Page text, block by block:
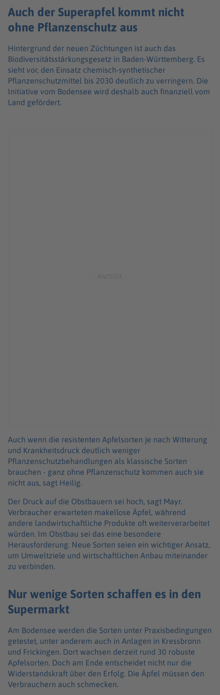
Auch der Superapfel kommt nicht
ohne Pflanzenschutz aus
Hintergrund der neuen Züchtungen ist auch das
Biodiversitätsstärkungsgesetz in Baden-Württemberg. Es
sieht vor, den Einsatz chemisch-synthetischer
Pflanzenschutzmittel bis 2030 deutlich zu verringern. Die
Initiative vom Bodensee wird deshalb auch finanziell vom
Land gefördert.
Auch wenn die resistenten Apfelsorten je nach Witterung
und Krankheitsdruck deutlich weniger
Pflanzenschutzbehandlungen als klassische Sorten
brauchen - ganz ohne Pflanzenschutz kommen auch sie
nicht aus, sagt Heilig.
Der Druck auf die Obstbauern sei hoch, sagt Mayr.
Verbraucher erwarteten makellose Äpfel, während
andere landwirtschaftliche Produkte oft weiterverarbeitet
würden. Im Obstbau sei das eine besondere
Herausforderung. Neue Sorten seien ein wichtiger Ansatz,
um Umweltziele und wirtschaftlichen Anbau miteinander
zu verbinden.
Nur wenige Sorten schaffen es in den
Supermarkt
Am Bodensee werden die Sorten unter Praxisbedingungen
getestet, unter anderem auch in Anlagen in Kressbronn
und Frickingen. Dort wachsen derzeit rund 30 robuste
Apfelsorten. Doch am Ende entscheidet nicht nur die
Widerstandskraft über den Erfolg. Die Äpfel müssen den
Verbrauchern auch schmecken.